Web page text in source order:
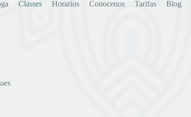
Classes Horarios Conocenos Tarifas Blog